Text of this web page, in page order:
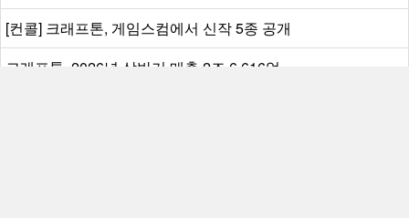
[컨콜] 크래프톤, 게임스컴에서 신작 5종 공개
크래프톤, 2026년 상반기 매출 2조 6,616억...